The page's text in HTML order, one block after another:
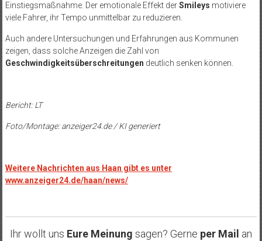
Einstiegsmaßnahme. Der emotionale Effekt derSmileys motiviere
viele Fahrer, ihr Tempo unmittelbar zu reduzieren.
Auch andere Untersuchungen und Erfahrungen aus Kommunen
zeigen, dass solche Anzeigen die Zahl von
Geschwindigkeitsüberschreitungen deutlich senken können.
Bericht: LT
Foto/Montage: anzeiger24.de / KI generiert
Weitere Nachrichten aus Haan gibt es unter
www.anzeiger24.de/haan/news/
Ihr wollt uns Eure Meinung sagen? Gerne per Mail an